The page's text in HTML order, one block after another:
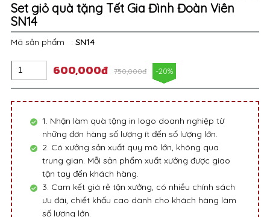
Set giỏ quà tặng Tết Gia Đình Đoàn Viên
SN14
Mã sản phẩm : SN14
600,000đ 750,000đ -20%
1. Nhận làm quà tặng in logo doanh nghiệp từ
những đơn hàng số lượng ít đến số lượng lớn.
2. Có xưởng sản xuất quy mô lớn, không qua
trung gian. Mỗi sản phẩm xuất xưởng được giao
tận tay đến khách hàng.
3. Cam kết giá rẻ tận xưởng, có nhiều chính sách
ưu đãi, chiết khấu cao dành cho khách hàng làm
số lượng lớn.